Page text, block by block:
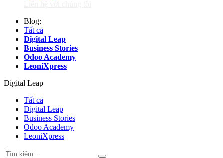
Blog:
Tất cả
Digital Leap
Business Stories
Odoo Academy
LeoniXpress
Digital Leap
Tất cả
Digital Leap
Business Stories
Odoo Academy
LeoniXpress